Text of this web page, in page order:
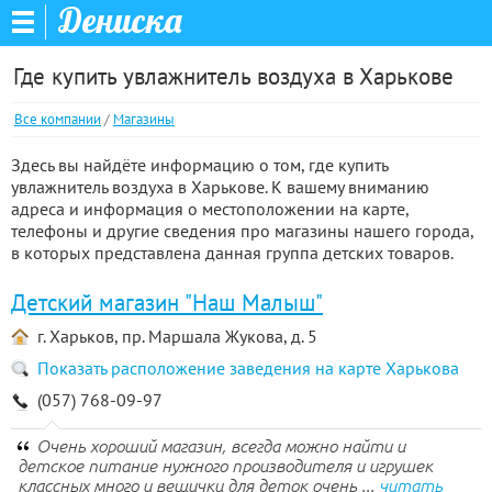
Дениска
Где купить увлажнитель воздуха в Харькове
Все компании/ Магазины
Здесь вы найдёте информацию о том, где купить
увлажнитель воздуха в Харькове. К вашему вниманию
адреса и информация о местоположении на карте,
телефоны и другие сведения про магазины нашего города,
в которых представлена данная группа детских товаров.
Детский магазин "Наш Малыш"
г. Харьков, пр. Маршала Жукова, д. 5
Показать расположение заведения на карте Харькова
(057) 768-09-97
Очень хороший магазин, всегда можно найти и
детское питание нужного производителя и игрушек
классных много и вещички для деток очень ... читать